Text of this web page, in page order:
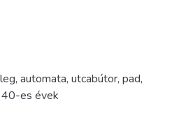
, automata, utcabútor, pad,
es évek